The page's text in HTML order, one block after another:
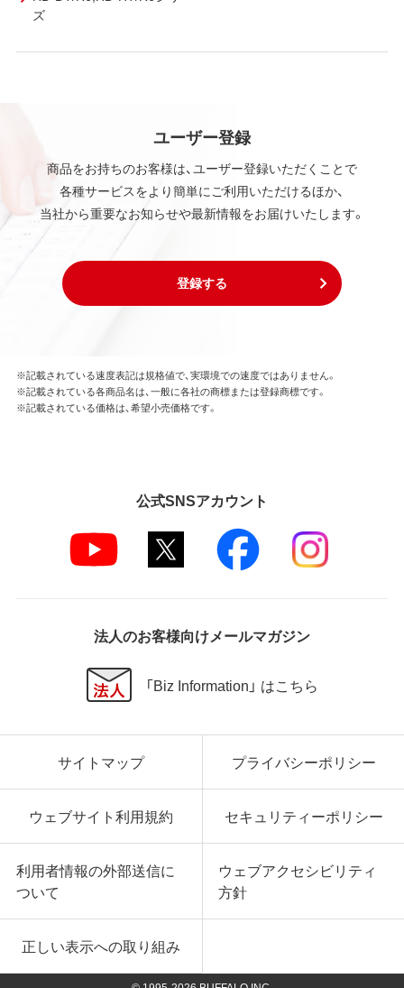
ズ
ユーザー登録
商品をお持ちのお客様は、ユーザー登録いただくことで
各種サービスをより簡単にご利用いただけるほか、
当社から重要なお知らせや最新情報をお届けいたします。
登録する
※記載されている速度表記は規格値で、実環境での速度ではありません。
※記載されている各商品名は、一般に各社の商標または登録商標です。
※記載されている価格は、希望小売価格です。
公式SNSアカウント
法人のお客様向けメールマガジン
「Biz Information」 はこちら
サイトマップ プライバシーポリシー
ウェブサイト利用規約 セキュリティーポリシー
利用者情報の外部送信に
ついて
ウェブアクセシビリティ
方針
正しい表示への取り組み